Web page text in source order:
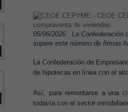
05/06/2026
La Confederación
supere este número de firmas
La Confederación de
de hipotecas en línea con el
Así, para remontarse a una
todavía con el sector